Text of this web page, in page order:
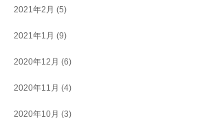
2021年2月 (5)
2021年1月 (9)
2020年12月 (6)
2020年11月 (4)
2020年10月 (3)